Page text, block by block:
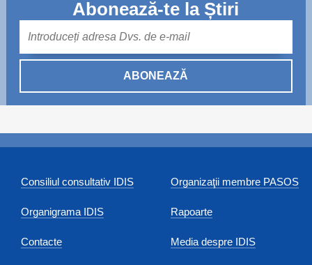
Abonează-te la Știri
ABONEAZĂ
Consiliul consultativ IDIS
Organigrama IDIS
Contacte
Organizaţii membre PASOS
Rapoarte
Media despre IDIS